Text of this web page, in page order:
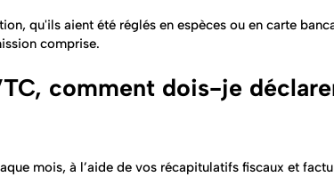
qu'ils aient été réglés en espèces ou en carte
comprise.
comment dois-je
mois, à l’aide de vos récapitulatifs fiscaux et